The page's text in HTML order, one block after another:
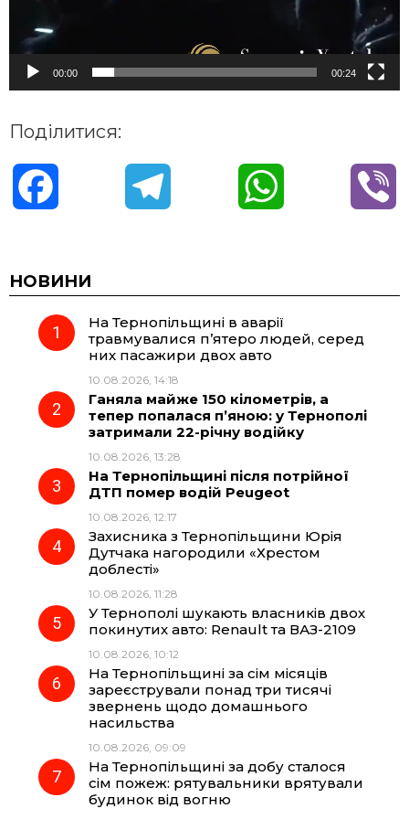
00:00 00:24
Поділитися:
c
e
o
k
e
g
r
a
A
НОВИНИ
На Тернопільщині в аварії
травмувалися п’ятеро людей, серед
них пасажири двох авто
10.08.2026, 14:18
Ганяла майже 150 кілометрів, а
тепер попалася п’яною: у Тернополі
затримали 22-річну водійку
10.08.2026, 13:28
На Тернопільщині після потрійної
ДТП помер водій Peugeot
10.08.2026, 12:17
Захисника з Тернопільщини Юрія
Дутчака нагородили «Хрестом
доблесті»
10.08.2026, 11:28
У Тернополі шукають власників двох
покинутих авто: Renault та ВАЗ-2109
10.08.2026, 10:12
На Тернопільщині за сім місяців
зареєстрували понад три тисячі
звернень щодо домашнього
насильства
10.08.2026, 09:09
На Тернопільщині за добу сталося
сім пожеж: рятувальники врятували
будинок від вогню